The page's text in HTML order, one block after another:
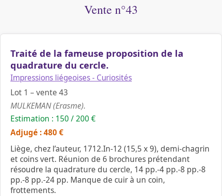
Vente n°43
Traité de la fameuse proposition de la
quadrature du cercle.
Impressions liégeoises - Curiosités
Lot 1 – vente 43
MULKEMAN (Erasme).
Estimation : 150 / 200 €
Adjugé : 480 €
Liège, chez l’auteur, 1712.In-12 (15,5 x 9), demi-chagrin
et coins vert. Réunion de 6 brochures prétendant
résoudre la quadrature du cercle, 14 pp.-4 pp.-8 pp.-8
pp.-8 pp.-24 pp. Manque de cuir à un coin,
frottements.